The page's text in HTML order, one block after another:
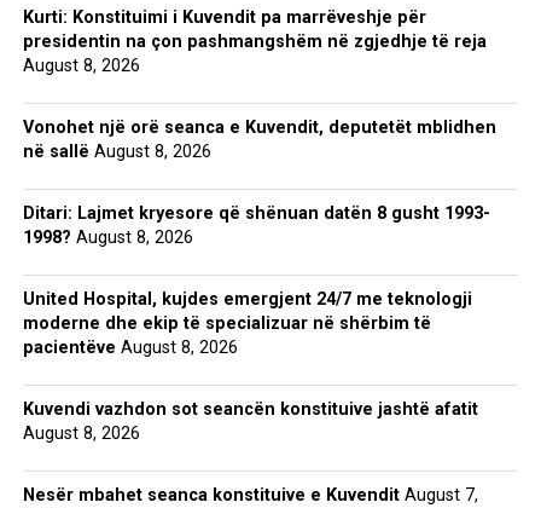
Kurti: Konstituimi i Kuvendit pa marrëveshje për
presidentin na çon pashmangshëm në zgjedhje të reja
August 8, 2026
Vonohet një orë seanca e Kuvendit, deputetët mblidhen
në sallë August 8, 2026
Ditari: Lajmet kryesore që shënuan datën 8 gusht 1993-
1998? August 8, 2026
United Hospital, kujdes emergjent 24/7 me teknologji
moderne dhe ekip të specializuar në shërbim të
pacientëve August 8, 2026
Kuvendi vazhdon sot seancën konstituive jashtë afatit
August 8, 2026
Nesër mbahet seanca konstituive e Kuvendit August 7,